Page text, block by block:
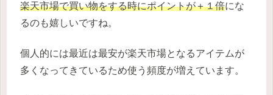
楽天市場で買い物をする時にポイントが＋１倍にな
るのも嬉しいですね。
個人的には最近は最安が楽天市場となるアイテムが
多くなってきているため使う頻度が増えています。